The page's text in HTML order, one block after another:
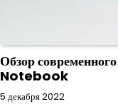
Обзор
Notebook
5 декабря 2022